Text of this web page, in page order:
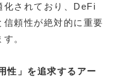
化されており、DeFi
頼性が絶対的に重要
。
性」を追求するアー